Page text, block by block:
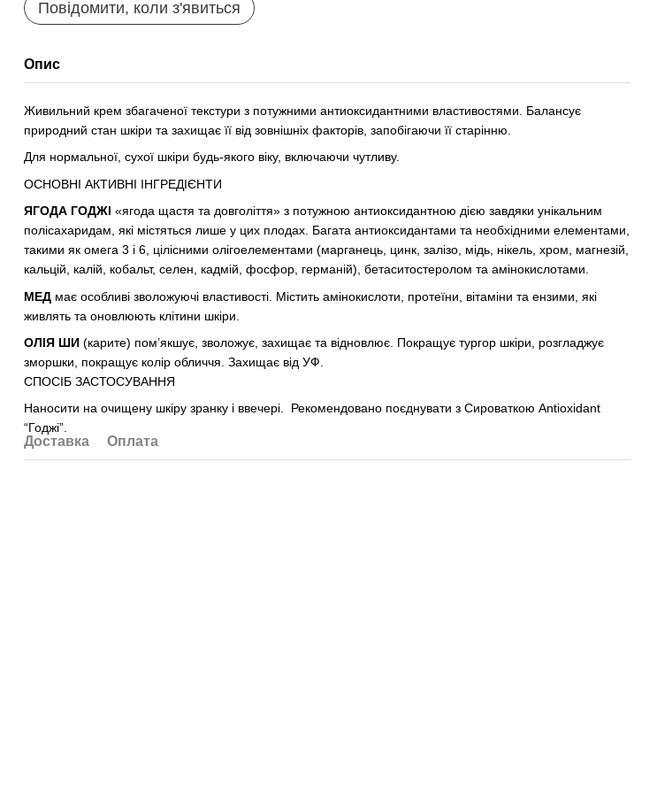
Повідомити, коли з'явиться
Опис
Живильний крем збагаченої текстури з потужними антиоксидантними властивостями. Балансує
природний стан шкіри та захищає її від зовнішніх факторів, запобігаючи її старінню.
Для нормальної, сухої шкіри будь-якого віку, включаючи чутливу.
ОСНОВНІ АКТИВНІ ІНГРЕДІЄНТИ
ЯГОДА ГОДЖІ «ягода щастя та довголіття» з потужною антиоксидантною дією завдяки унікальним
полісахаридам, які містяться лише у цих плодах. Багата антиоксидантами та необхідними елементами,
такими як омега 3 і 6, цілісними олігоелементами (марганець, цинк, залізо, мідь, нікель, хром, магнезій,
кальцій, калій, кобальт, селен, кадмій, фосфор, германій), бетаситостеролом та амінокислотами.
МЕДмає особливі зволожуючі властивості. Містить амінокислоти, протеїни, вітаміни та ензими, які
живлять та оновлюють клітини шкіри.
ОЛІЯ ШИ(карите) пом’якшує, зволожує, захищає та відновлює. Покращує тургор шкіри, розгладжує
зморшки, покращує колір обличчя. Захищає від УФ.
СПОСІБ ЗАСТОСУВАННЯ
Наносити на очищену шкіру зранку і ввечері. Рекомендовано поєднувати з Сироваткою Antioxidant
“Годжі”.
Доставка Оплата